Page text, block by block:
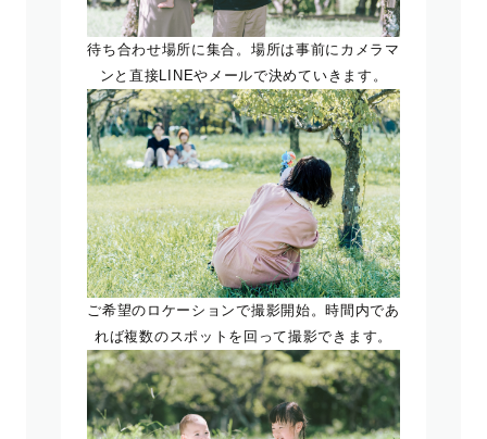
待ち合わせ場所に集合。場所は事前にカメラマ
ンと直接LINEやメールで決めていきます。
ご希望のロケーションで撮影開始。時間内であ
れば複数のスポットを回って撮影できます。